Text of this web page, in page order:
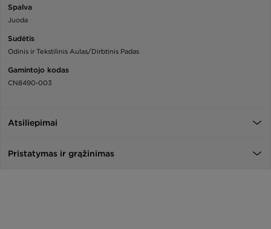
Spalva
Juoda
Sudėtis
Odinis ir Tekstilinis Aulas/Dirbtinis Padas
Gamintojo kodas
CN8490-003
Atsiliepimai
Pristatymas ir grąžinimas